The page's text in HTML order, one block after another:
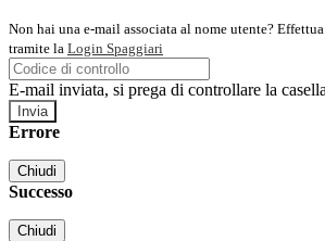
Non hai una e-mail associata al nome utente?
tramite la Login Spaggiari
E-mail inviata, si prega di controllare la
Errore
Chiudi
Successo
Chiudi